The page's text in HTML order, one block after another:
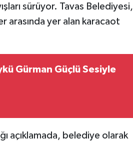
sürüyor. Tavas Belediyesi,
arasında yer alan karacaot
Gürman Güçlü Sesiyle
açıklamada, belediye olarak